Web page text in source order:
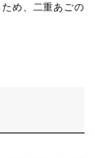
め、二重あごの